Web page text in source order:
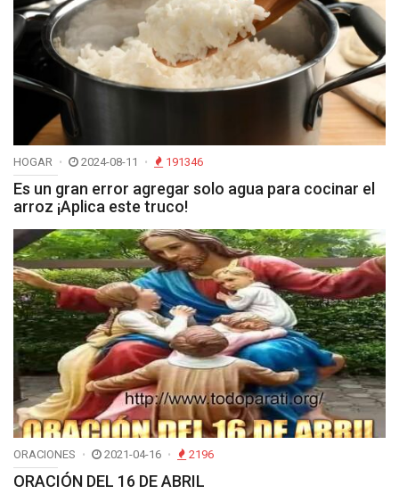
HOGAR 2024-08-11 191346
Es un gran error agregar solo agua para cocinar el
arroz ¡Aplica este truco!
ORACIONES 2021-04-16 2196
ORACIÓN DEL 16 DE ABRIL